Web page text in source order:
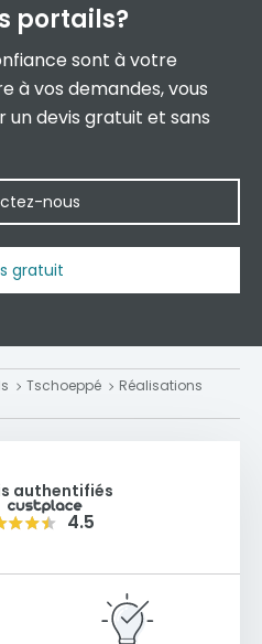
portails?
sont à votre
à vos demandes, vous
un devis gratuit et sans
nous
gratuit
Tschoeppé
Réalisations
authentifiés
4.5